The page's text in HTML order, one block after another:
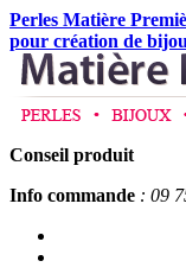
Perles Matière
pour création de
Conseil produit
Info commande : 09